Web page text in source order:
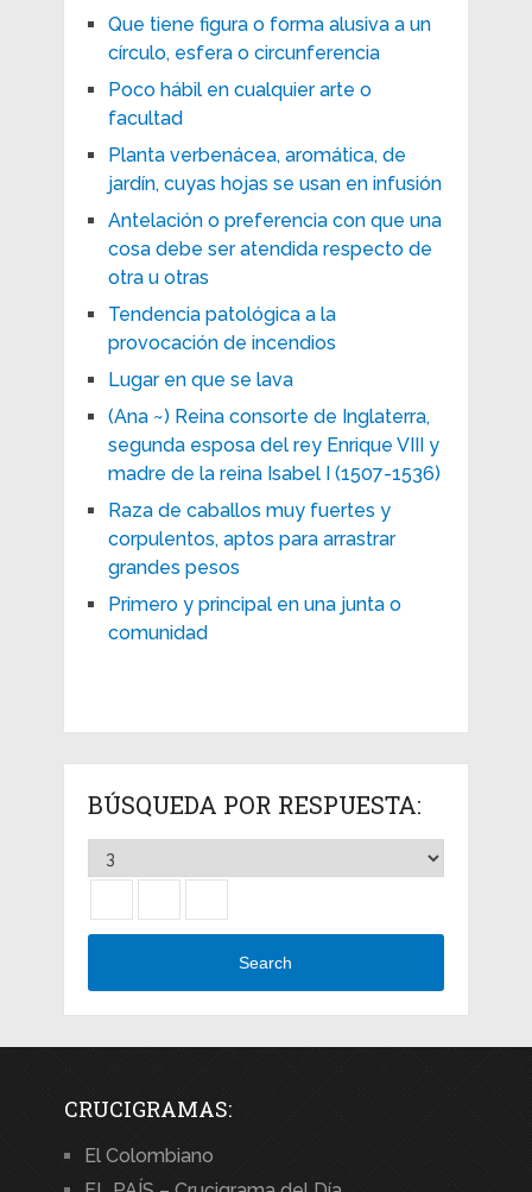
Que tiene figura o forma alusiva a un
círculo, esfera o circunferencia
Poco hábil en cualquier arte o
facultad
Planta verbenácea, aromática, de
jardín, cuyas hojas se usan en infusión
Antelación o preferencia con que una
cosa debe ser atendida respecto de
otra u otras
Tendencia patológica a la
provocación de incendios
Lugar en que se lava
(Ana ~) Reina consorte de Inglaterra,
segunda esposa del rey Enrique VIII y
madre de la reina Isabel I (1507-1536)
Raza de caballos muy fuertes y
corpulentos, aptos para arrastrar
grandes pesos
Primero y principal en una junta o
comunidad
BÚSQUEDA POR RESPUESTA:
Search
CRUCIGRAMAS:
El Colombiano